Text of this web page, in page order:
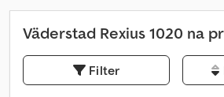
Väderstad Rexius 1020 na
Filter